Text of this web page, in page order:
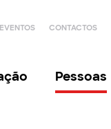
EVENTOS CONTACTOS
Pessoas